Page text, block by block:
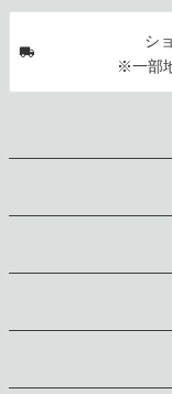
シ
※一部